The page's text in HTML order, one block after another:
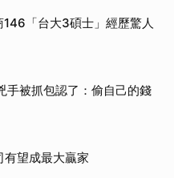
「台大3碩士」經歷驚人
手被抓包認了：偷自己的錢
望成最大贏家